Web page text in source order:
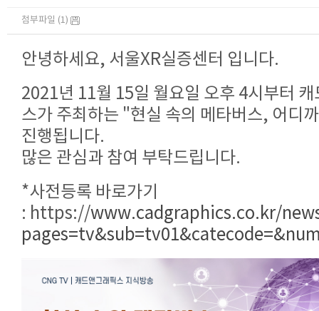
첨부파일 (1)
안녕하세요, 서울XR실증센터 입니다.
2021년 11월 15일 월요일 오후 4시부터
스가 주최하는 "현실 속의 메타버스, 어디
진행됩니다.
많은 관심과 참여 부탁드립니다.
*사전등록 바로가기
: https://www.cadgraphics.co.kr/